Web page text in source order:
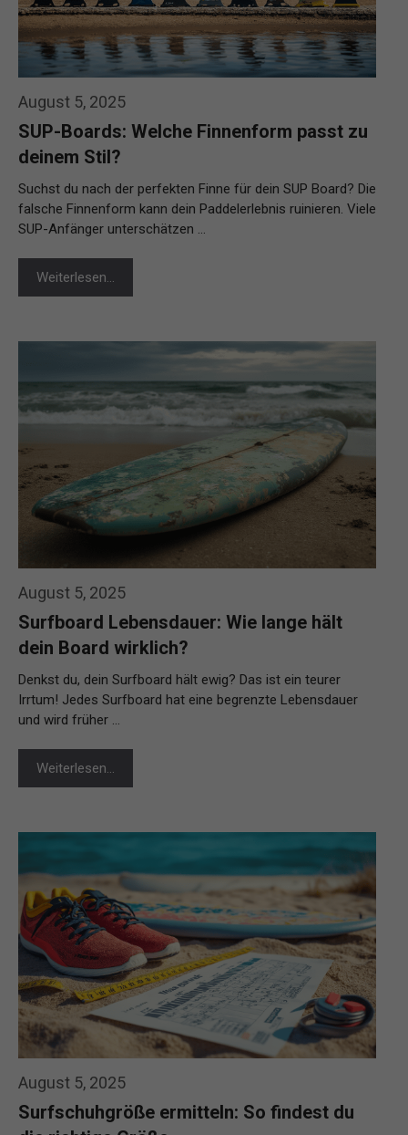
August 5, 2025
SUP-Boards: Welche Finnenform passt zu
deinem Stil?
Suchst du nach der perfekten Finne für dein SUP Board? Die
falsche Finnenform kann dein Paddelerlebnis ruinieren. Viele
SUP-Anfänger unterschätzen …
Weiterlesen…
August 5, 2025
Surfboard Lebensdauer: Wie lange hält
dein Board wirklich?
Denkst du, dein Surfboard hält ewig? Das ist ein teurer
Irrtum! Jedes Surfboard hat eine begrenzte Lebensdauer
und wird früher …
Weiterlesen…
August 5, 2025
Surfschuhgröße ermitteln: So findest du